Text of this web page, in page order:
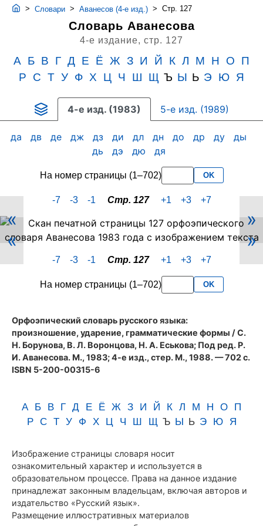
> Словари > Аванесов (4-е изд.) > Стр. 127
Словарь Аванесова
4-е издание, стр. 127
А Б В Г Д Е Ё Ж З И Й К Л М Н О
П
Р
С Т У Ф Х Ц Ч Ш Щ Ъ Ы Ь Э Ю Я
4-е изд. (1983) 5-е изд. (1989)
да дв де дж дз ди дл дн до др ду
ды
дь
дэ дю дя
На номер страницы (1–702) OK
-7 -3 -1 Стр. 127 +1 +3 +7
Скан
PDF-
страницы
127
Аванесова
«
»
«
»
-7 -3 -1 Стр. 127 +1 +3 +7
На номер страницы (1–702) OK
Орфоэпический словарь русского языка:
произношение, ударение, грамматические формы / С.
Н. Борунова, В. Л. Воронцова, Н. А. Еськова; Под ред. Р.
И. Аванесова. М., 1983; 4-е изд., стер. М., 1988. — 702 с.
ISBN 5-200-00315-6
А Б В Г Д Е Ё Ж З И Й К Л М Н О П
Р С Т У Ф Х Ц Ч Ш Щ Ъ Ы Ь Э Ю Я
Изображение страницы словаря носит
ознакомительный характер и используется в
образовательном процессе. Права на данное издание
принадлежат законным владельцам, включая авторов и
издательство «Русский язык».
Размещение иллюстративных материалов